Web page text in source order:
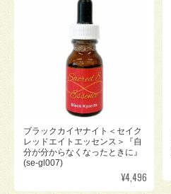
ブラックカイヤナイト＜セイク
レッドエイトエッセンス＞『自
分が分からなくなったときに』
(se-gl007)
¥4,496